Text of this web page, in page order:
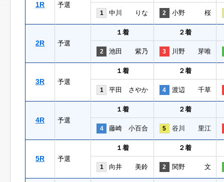
1R 予選
1 中川 りな 2 小野 桜
2R 予選
１着 ２着
2 池田 紫乃 3 川野 芽唯
3R 予選
１着 ２着
1 平田 さやか 4 渡辺 千草
4R 予選
１着 ２着
4 藤崎 小百合 5 谷川 里江
5R 予選
１着 ２着
1 向井 美鈴 2 関野 文